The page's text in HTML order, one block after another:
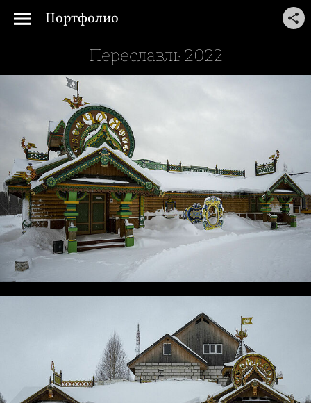
Портфолио
Переславль 2022